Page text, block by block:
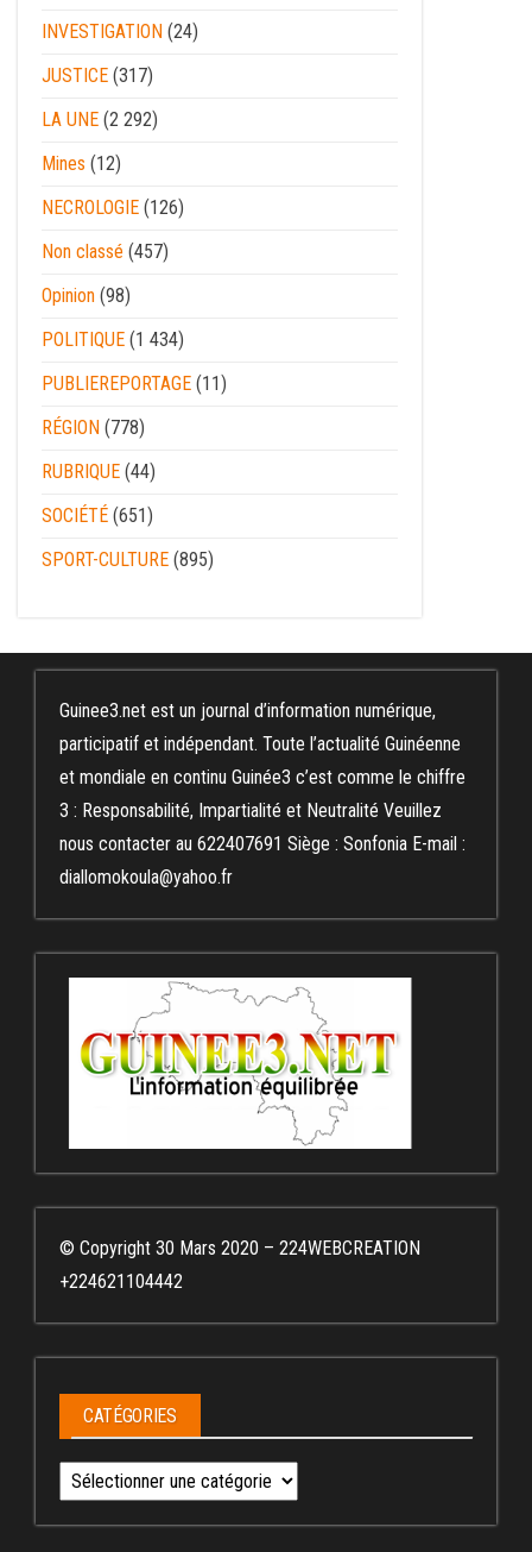
INVESTIGATION (24)
JUSTICE (317)
LA UNE (2 292)
Mines (12)
NECROLOGIE (126)
Non classé (457)
Opinion (98)
POLITIQUE (1 434)
PUBLIEREPORTAGE (11)
RÉGION (778)
RUBRIQUE (44)
SOCIÉTÉ (651)
SPORT-CULTURE (895)
Guinee3.net est un journal d’information numérique,
participatif et indépendant. Toute l’actualité Guinéenne
et mondiale en continu Guinée3 c’est comme le chiffre
3 : Responsabilité, Impartialité et Neutralité Veuillez
nous contacter au 622407691 Siège : Sonfonia E-mail :
diallomokoula@yahoo.fr
© Copyright 30 Mars 2020 – 224WEBCREATION
+224621104442
CATÉGORIES
Catégories